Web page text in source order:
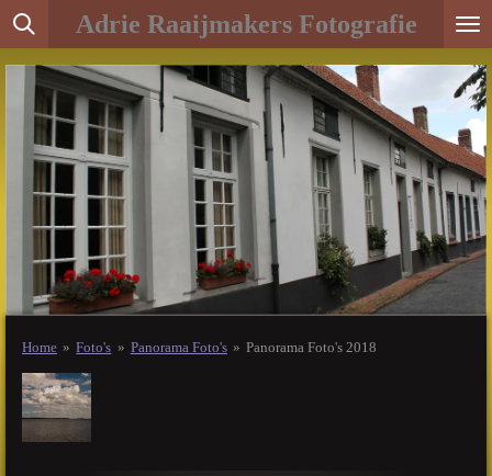
Ga
naar
hoofdinhoud
Adrie Raaijmakers Fotografie
Home » Foto's » Panorama Foto's » Panorama Foto's 2018